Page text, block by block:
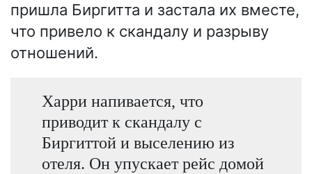
пришла Биргитта и застала их вместе,
что привело к скандалу и разрыву
отношений.
Харри напивается, что
приводит к скандалу с
Биргиттой и выселению из
отеля. Он упускает рейс домой